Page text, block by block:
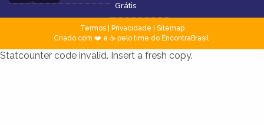
Grátis
Termos| Privacidade
Sitemap
Criado com ❤️ e ☕ pelo time do EncontraBrasil
Statcounter code invalid. Insert a fresh copy.